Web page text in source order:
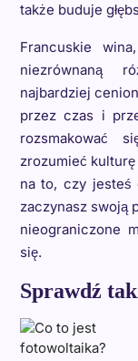
także buduje
Francuskie
niezrównaną
najbardziej
przez czas i
rozsmakować
zrozumieć
na to, czy jesteś
zaczynasz swoją
nieograniczone
się.
Sprawdź